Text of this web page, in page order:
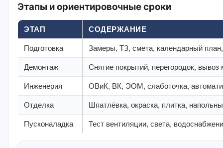
Этапы и ориентировочные сроки
ЭТАП СОДЕРЖАНИЕ
Подготовка Замеры, ТЗ, смета, календарный план,
Демонтаж Снятие покрытий, перегородок, вывоз
Инженерия ОВиК, ВК, ЭОМ, слаботочка,
Отделка Шпатлёвка, окраска, плитка,
Пусконаладка Тест вентиляции, света,